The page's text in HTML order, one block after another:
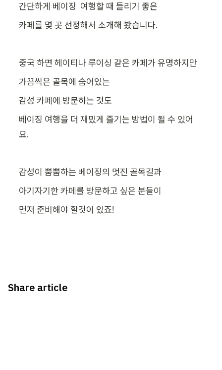
간단하게 베이징  여행할 때 들리기 좋은
카페를 몇 곳 선정해서 소개해 봤습니다.
중국 하면 헤이티나 루이싱 같은 카페가 유명하지만
가끔씩은 골목에 숨어있는
감성 카페에 방문하는 것도
베이징 여행을 더 재밌게 즐기는 방법이 될 수 있어
요.
감성이 뿜뿜하는 베이징의 멋진 골목길과
아기자기한 카페를 방문하고 싶은 분들이
먼저 준비해야 할것이 있죠!
Share article